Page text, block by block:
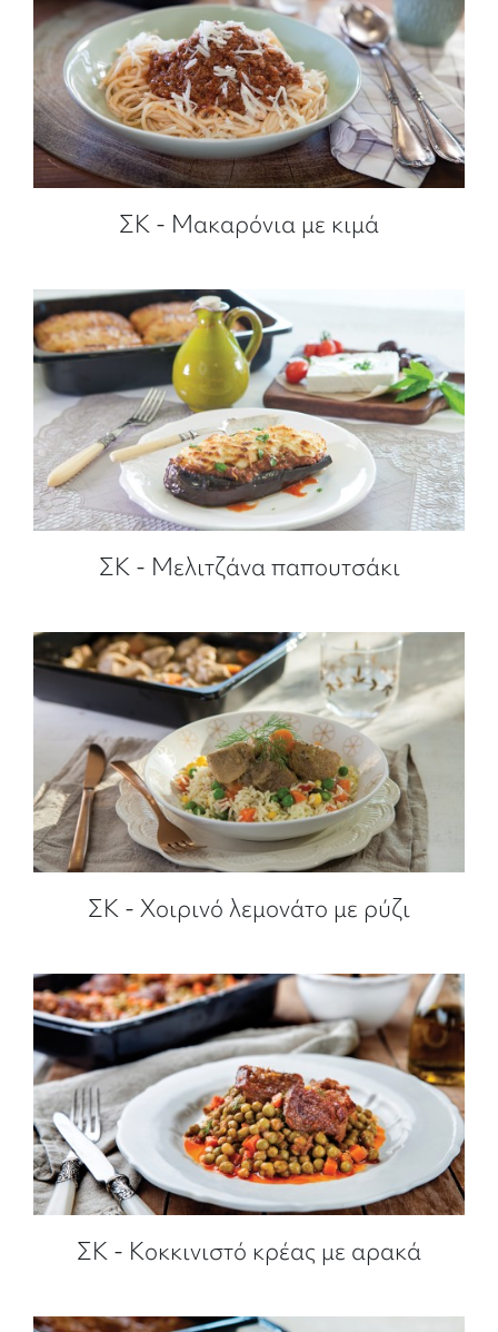
ΣΚ - Μακαρόνια με κιμά
ΣΚ - Μελιτζάνα παπουτσάκι
ΣΚ - Χοιρινό λεμονάτο με ρύζι
ΣΚ - Κοκκινιστό κρέας με αρακά